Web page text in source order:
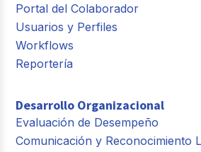
Portal del Colaborador
Usuarios y Perfiles
Workflows
Reportería
Desarrollo Organizacional
Evaluación de Desempeño
Comunicación y Reconocimiento